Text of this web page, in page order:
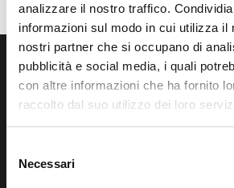
analizzare il nostro traffico.
informazioni sul modo in cui utilizza il
nostri partner che si occupano di
pubblicità e social media, i quali
con altre informazioni che ha fornito
raccolto dal suo utilizzo dei loro
delNecessari
ISCRIVITIalla nostra
NEWSLETTER